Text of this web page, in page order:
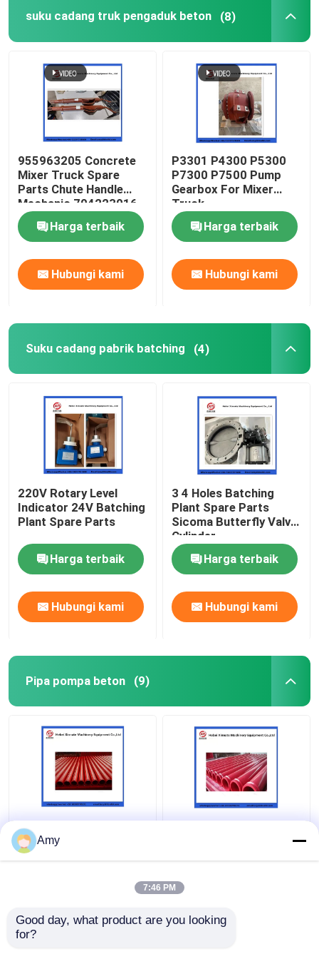
Beton Boom Placer
Pompa Rexthod
Bagian pompa beton SANY
Suku Cadang Pompa Beton Zoomlion
Aksesoris Pompa Beton
suku cadang truk pengaduk beton (8)
955963205 Concrete
Mixer Truck Spare
Parts Chute Handle
Mechanic 704223016
Harga terbaik
Hubungi kami
P3301 P4300 P5300
P7300 P7500 Pump
Gearbox For Mixer
Truck
Harga terbaik
Hubungi kami
Suku cadang pabrik batching (4)
220V Rotary Level
Indicator 24V Batching
Plant Spare Parts
Harga terbaik
Hubungi kami
3 4 Holes Batching
Plant Spare Parts
Sicoma Butterfly Valve
Cylinder
Electropneumatic
Actuator Cylinder
Harga terbaik
Hubungi kami
Pipa pompa beton (9)
Amy
7:46 PM
Good day, what product are you looking
for?